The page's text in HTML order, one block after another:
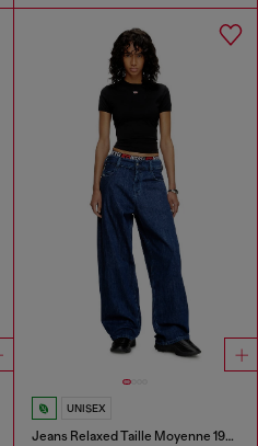
UNISEX
Jeans Relaxed Taille Moyenne 1997 D-Enim-M